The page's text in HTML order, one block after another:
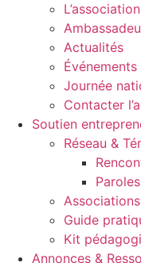
Actualités
Événements
Journée
Contacter
Soutien
Réseau &
Guide
Kit
Annonces &